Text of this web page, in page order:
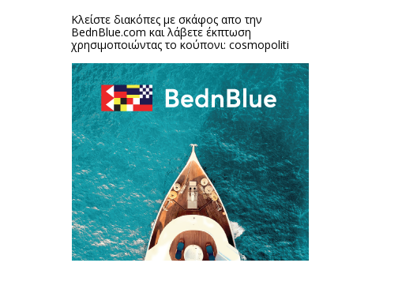
Κλείστε διακόπες με σκάφος απο την
BednBlue.com και λάβετε έκπτωση
χρησιμοποιώντας το κούπονι: cosmopoliti